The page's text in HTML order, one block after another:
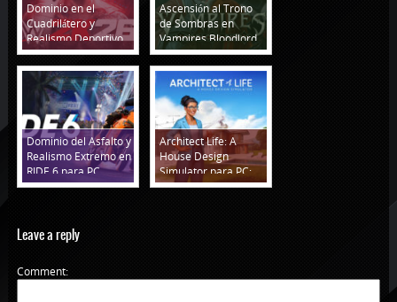
Dominio en el
Cuadrilátero y
Realismo Deportivo
en WWE 2K26 para
PC
Ascensión al Trono
de Sombras en
Vampires Bloodlord
Rising para PC
Dominio del Asfalto y
Realismo Extremo en
RIDE 6 para PC
Architect Life: A
House Design
Simulator para PC:
Crea Hogares Únicos
Leave a reply
Comment